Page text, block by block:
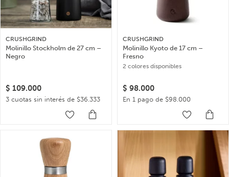
CRUSHGRIND
Molinillo Stockholm de 27 cm –
Negro
$ 109.000
3 cuotas sin interés de $36.333
CRUSHGRIND
Molinillo Kyoto de 17 cm –
Fresno
2 colores disponibles
$ 98.000
En 1 pago de $98.000